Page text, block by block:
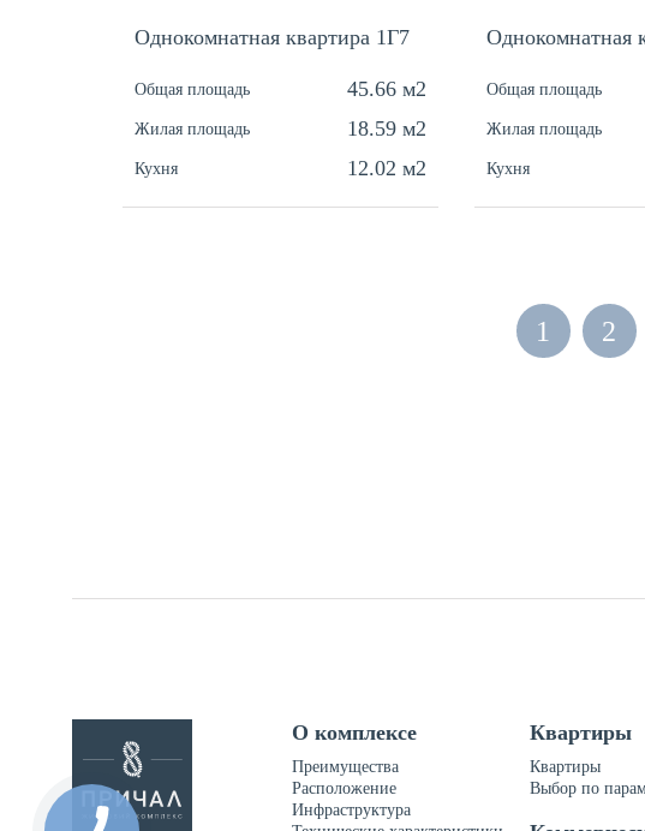
Однокомнатная квартира 1Г7
Общая площадь 45.66 м2
Жилая площадь 18.59 м2
Кухня 12.02 м2
Однокомнатная
Общая площадь
Жилая площадь
Кухня
1 2
О комплексе
Преимущества
Расположение
Инфраструктура
Квартиры
Квартиры
Выбор по